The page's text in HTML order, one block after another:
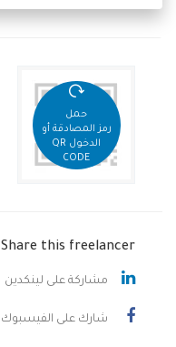
حمل
رمز المصادقة أو
الدخول QR
CODE
Share this freelancer
مشاركة على لينكدين
شارك على الفيسبوك